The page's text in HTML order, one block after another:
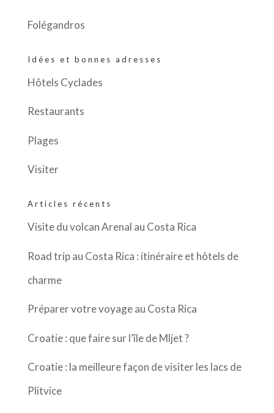
Folégandros
Idées et bonnes adresses
Hôtels Cyclades
Restaurants
Plages
Visiter
Articles récents
Visite du volcan Arenal au Costa Rica
Road trip au Costa Rica : itinéraire et hôtels de
charme
Préparer votre voyage au Costa Rica
Croatie : que faire sur l’île de Mljet ?
Croatie : la meilleure façon de visiter les lacs de
Plitvice